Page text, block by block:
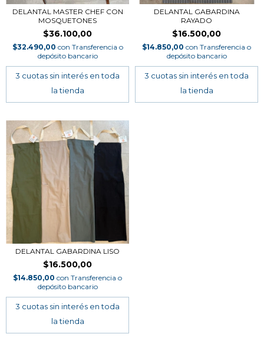
DELANTAL MASTER CHEF CON
MOSQUETONES
$36.100,00
$32.490,00 con Transferencia o
depósito bancario
DELANTAL GABARDINA
RAYADO
$16.500,00
$14.850,00 con Transferencia o
depósito bancario
DELANTAL GABARDINA LISO
$16.500,00
$14.850,00 con Transferencia o
depósito bancario